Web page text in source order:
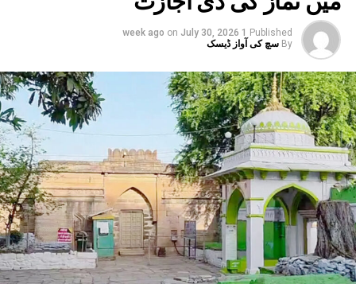
انتظامیہ الرٹ ہے۔
Published
1 week ago
on July 30, 2026
By سچ کی آواز ڈیسک